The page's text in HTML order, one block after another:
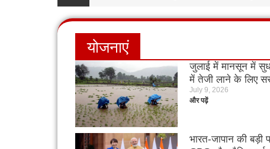
योजनाएं
जुलाई में मानसून में
में तेजी लाने के लिए
‘कंटिंजेंसी प्लान’
July 9, 2026
और पढ़ें
भारत-जापान की